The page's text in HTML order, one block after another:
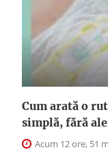
Cum arată o
simplă, fără
Acum 12 ore, 51